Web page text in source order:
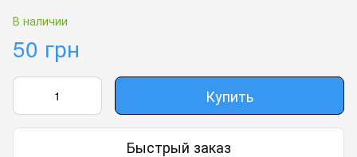
В наличии
50 грн
Купить
Быстрый заказ